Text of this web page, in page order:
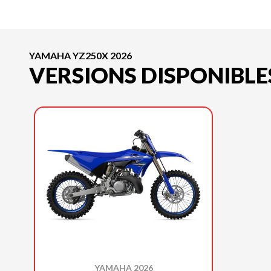
YAMAHA YZ250X 2026
VERSIONS
YAMAHA 2026